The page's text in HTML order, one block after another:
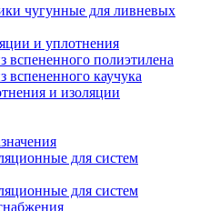
чугунные для ливневых
и уплотнения
вспененного полиэтилена
вспененного каучука
и изоляции
для систем
для систем